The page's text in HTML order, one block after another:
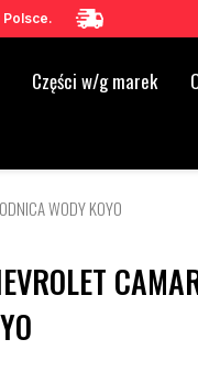
Polsce.
Części w/g marek
WODY KOYO